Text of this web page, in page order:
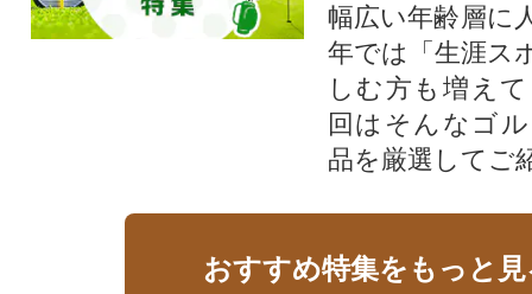
幅広い年齢層に
年では「生涯ス
しむ方も増え
回はそんなゴ
品を厳選してご
おすすめ特集をもっと